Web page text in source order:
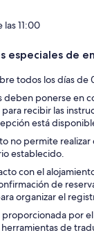
las 11:00
especiales de
todos los días
deben ponerse en
recibir las
está
no permite
establecido.
con el
de
organizar el
proporcionada por
de